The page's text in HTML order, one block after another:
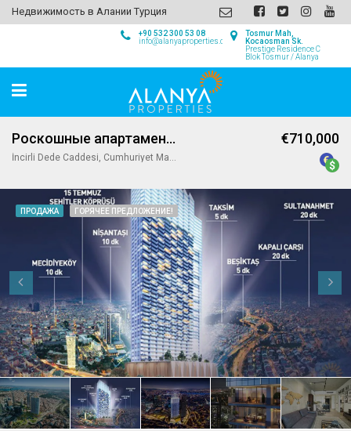
Недвижимость в Алании Турция
Tosmur Mah,
Kocaosman Sk.
Prestige Residence C
Blok Tosmur / Alanya
+90 532 300 53 08
info@alanyaproperties.com
Роскошные апартаменты на продажу в центре Стамбула
İncirli Dede Caddesi, Cumhuriyet Mahallesi, Şişli, İstanbul, Marmara Bölgesi, 34380, Türkiye
€710,000
ПРОДАЖА ГОРЯЧЕЕ ПРЕДЛОЖЕНИЕ!